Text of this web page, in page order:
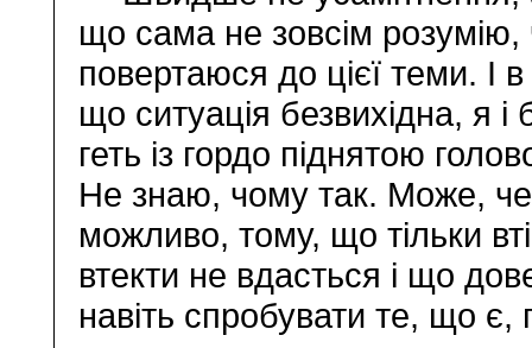
що сама не зовсім розумію,
повертаюся до цієї теми. І
що ситуація безвихідна, я і
геть із гордо піднятою
Не знаю, чому так. Може,
можливо, тому, що тільки
втекти не вдасться і що
навіть спробувати те, що